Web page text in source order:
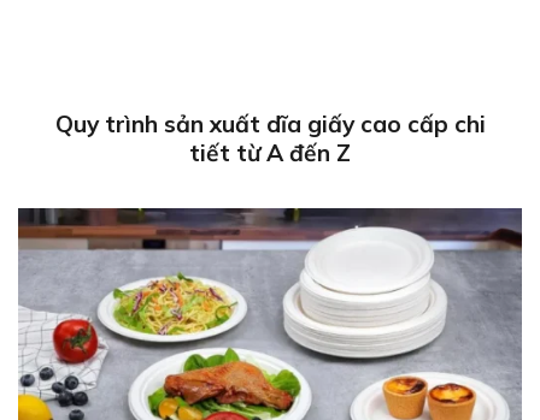
Quy trình sản xuất dĩa giấy cao cấp chi
tiết từ A đến Z